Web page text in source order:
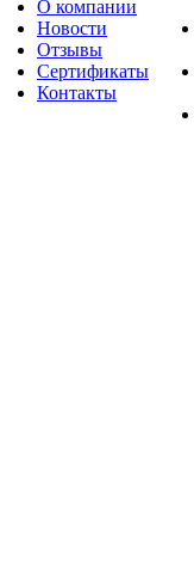
О компании
Новости
Отзывы
Сертификаты
Контакты